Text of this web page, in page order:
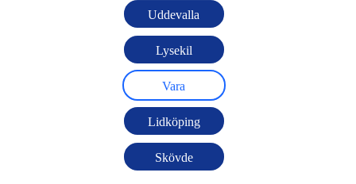
Uddevalla
Lysekil
Vara
Lidköping
Skövde